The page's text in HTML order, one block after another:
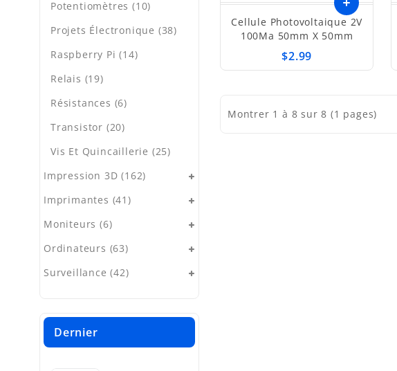
Potentiomètres (10)
Projets Électronique (38)
Raspberry Pi (14)
Relais (19)
Résistances (6)
Transistor (20)
Vis Et Quincaillerie (25)
Impression 3D (162)
Imprimantes (41)
Moniteurs (6)
Ordinateurs (63)
Surveillance (42)
Dernier
Cellule Photovoltaique 2V
100Ma 50mm X 50mm
$2.99
Montrer 1 à 8 sur 8 (1 pages)